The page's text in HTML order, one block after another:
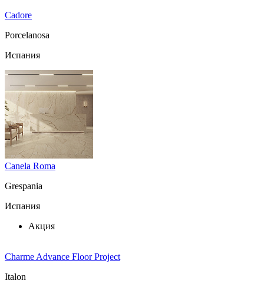
Cadore
Porcelanosa
Испания
Canela Roma
Grespania
Испания
Акция
Charme Advance Floor Project
Italon